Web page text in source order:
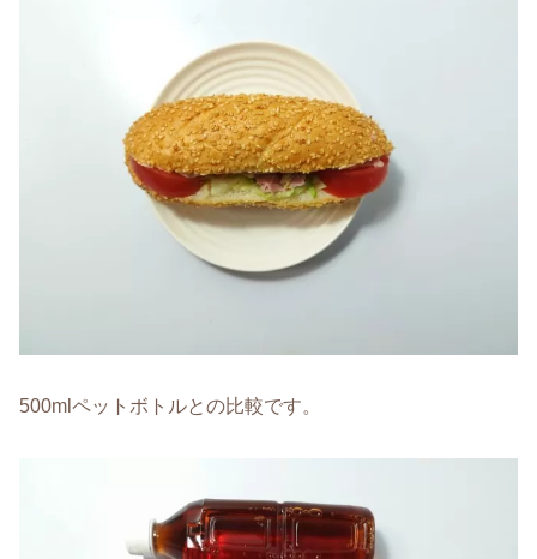
500mlペットボトルとの比較です。